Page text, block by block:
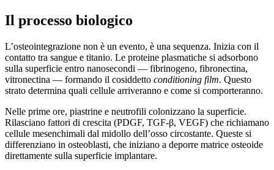
Il processo biologico
L’osteointegrazione non è un evento, è una sequenza. Inizia con il
contatto tra sangue e titanio. Le proteine plasmatiche si adsorbono
sulla superficie entro nanosecondi — fibrinogeno, fibronectina,
vitronectina — formando il cosiddetto conditioning film. Questo
strato determina quali cellule arriveranno e come si comporteranno.
Nelle prime ore, piastrine e neutrofili colonizzano la superficie.
Rilasciano fattori di crescita (PDGF, TGF-β, VEGF) che richiamano
cellule mesenchimali dal midollo dell’osso circostante. Queste si
differenziano in osteoblasti, che iniziano a deporre matrice osteoide
direttamente sulla superficie implantare.